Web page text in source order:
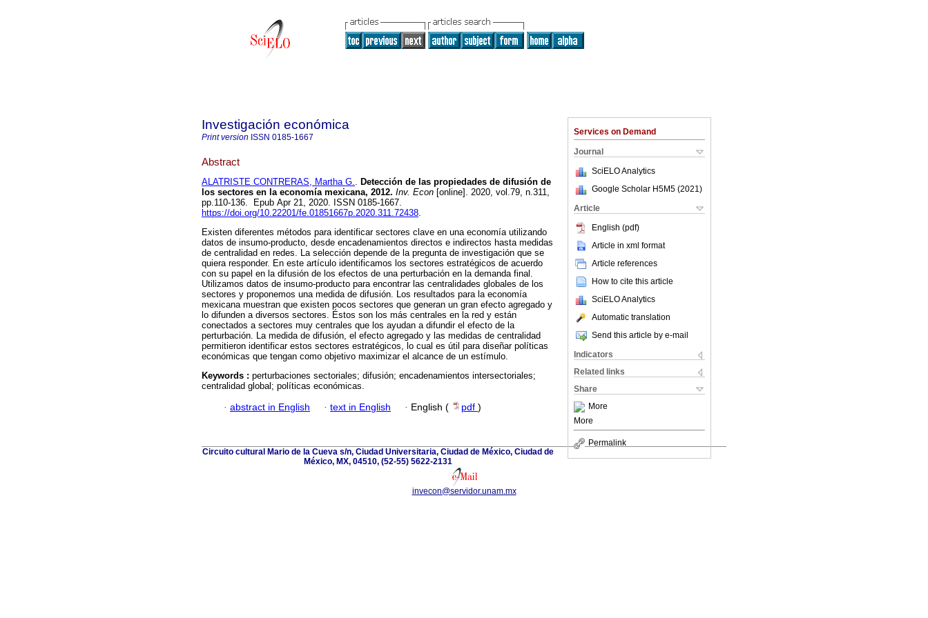
Services on Demand
Journal
SciELO Analytics
Google Scholar H5M5 (2021 )
Article
English (pdf)
Article in xml format
Article references
How to cite this article
SciELO Analytics
Automatic translation
Send this article by e-mail
Indicators
Related links
Share
More
More
Permalink
Investigación económica
Print version ISSN 0185-1667
Abstract
ALATRISTE CONTRERAS, Martha G.. Detección de las propiedades de difusión de
los sectores en la economía mexicana, 2012. Inv. Econ [online]. 2020, vol.79, n.311,
pp.110-136. Epub Apr 21, 2020. ISSN 0185-1667.
https://doi.org/10.22201/fe.01851667p.2020.311.72438.
Existen diferentes métodos para identificar sectores clave en una economía utilizando
datos de insumo-producto, desde encadenamientos directos e indirectos hasta medidas
de centralidad en redes. La selección depende de la pregunta de investigación que se
quiera responder. En este artículo identificamos los sectores estratégicos de acuerdo
con su papel en la difusión de los efectos de una perturbación en la demanda final.
Utilizamos datos de insumo-producto para encontrar las centralidades globales de los
sectores y proponemos una medida de difusión. Los resultados para la economía
mexicana muestran que existen pocos sectores que generan un gran efecto agregado y
lo difunden a diversos sectores. Éstos son los más centrales en la red y están
conectados a sectores muy centrales que los ayudan a difundir el efecto de la
perturbación. La medida de difusión, el efecto agregado y las medidas de centralidad
permitieron identificar estos sectores estratégicos, lo cual es útil para diseñar políticas
económicas que tengan como objetivo maximizar el alcance de un estímulo.
Keywords : perturbaciones sectoriales; difusión; encadenamientos intersectoriales;
centralidad global; políticas económicas.
· abstract in English · text in English · English ( pdf )
Circuito cultural Mario de la Cueva s/n, Ciudad Universitaria, Ciudad de México, Ciudad de
México, MX, 04510, (52-55) 5622-2131
invecon@servidor.unam.mx